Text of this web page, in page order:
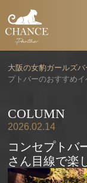
大阪の女豹ガールズバ
プトバーのおすすめ
COLUMN
2026.02.14
コンセプトバ
さん目線で楽